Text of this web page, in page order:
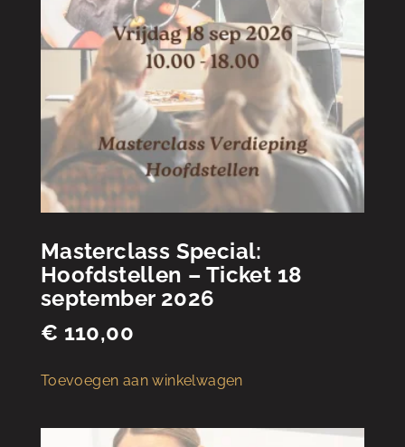
Masterclass Special:
Hoofdstellen – Ticket 18
september 2026
€ 110,00
Toevoegen aan winkelwagen